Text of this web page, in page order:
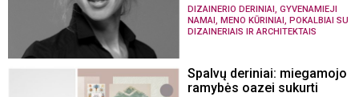
DIZAINERIO DERINIAI GYVENAMIEJI
NAMAI MENO KŪRINIAI POKALBIAI SU
DIZAINERIAIS IR ARCHITEKTAIS
Spalvų deriniai: miegamojo
ramybės oazei sukurti